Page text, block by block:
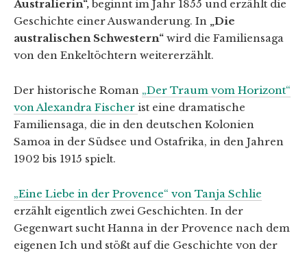
Australierin“,beginnt im Jahr 1855 und erzählt die
Geschichte einer Auswanderung. In „Die
australischen Schwestern“ wird die Familiensaga
von den Enkeltöchtern weitererzählt.
Der historische Roman „Der Traum vom Horizont“
von Alexandra Fischer ist eine dramatische
Familiensaga, die in den deutschen Kolonien
Samoa in der Südsee und Ostafrika, in den Jahren
1902 bis 1915 spielt.
„Eine Liebe in der Provence“ von Tanja Schlie
erzählt eigentlich zwei Geschichten. In der
Gegenwart sucht Hanna in der Provence nach dem
eigenen Ich und stößt auf die Geschichte von der